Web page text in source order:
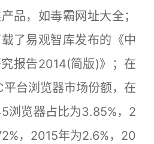
品，如毒霸网址大全；
了易观智库发布的《中
报告2014(简版)》；在
台浏览器市场份额，在
浏览器占比为3.85%，2
，2015年为2.6%，20